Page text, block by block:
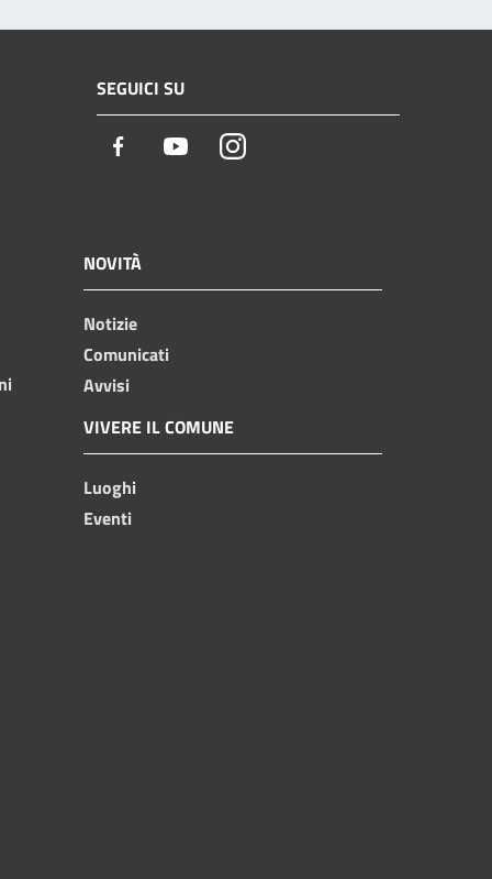
SEGUICI SU
Facebook YoutubeInstagram
NOVITÀ
Notizie
Comunicati
Avvisi
VIVERE IL COMUNE
Luoghi
Eventi